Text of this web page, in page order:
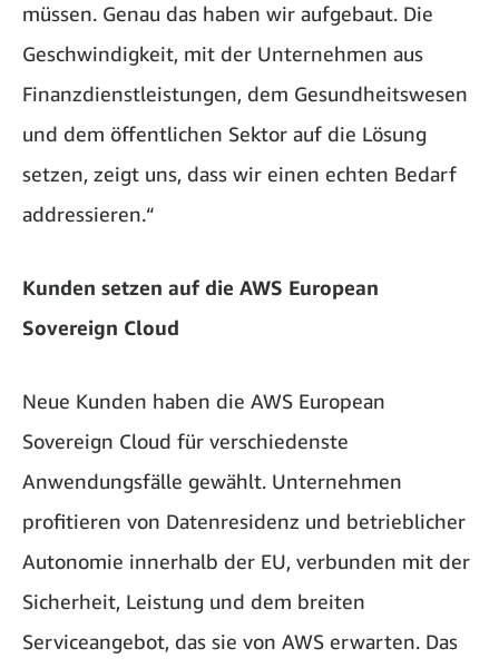
müssen. Genau das haben wir aufgebaut. Die
Geschwindigkeit, mit der Unternehmen aus
Finanzdienstleistungen, dem Gesundheitswesen
und dem öffentlichen Sektor auf die Lösung
setzen, zeigt uns, dass wir einen echten Bedarf
addressieren.“
Kunden setzen auf die AWS European
Sovereign Cloud
Neue Kunden haben die AWS European
Sovereign Cloud für verschiedenste
Anwendungsfälle gewählt. Unternehmen
profitieren von Datenresidenz und betrieblicher
Autonomie innerhalb der EU, verbunden mit der
Sicherheit, Leistung und dem breiten
Serviceangebot, das sie von AWS erwarten. Das